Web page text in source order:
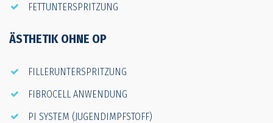
FETTUNTERSPRITZUNG
ÄSTHETIK OHNE OP
FILLERUNTERSPRITZUNG
FIBROCELL ANWENDUNG
PI SYSTEM (JUGENDIMPFSTOFF)